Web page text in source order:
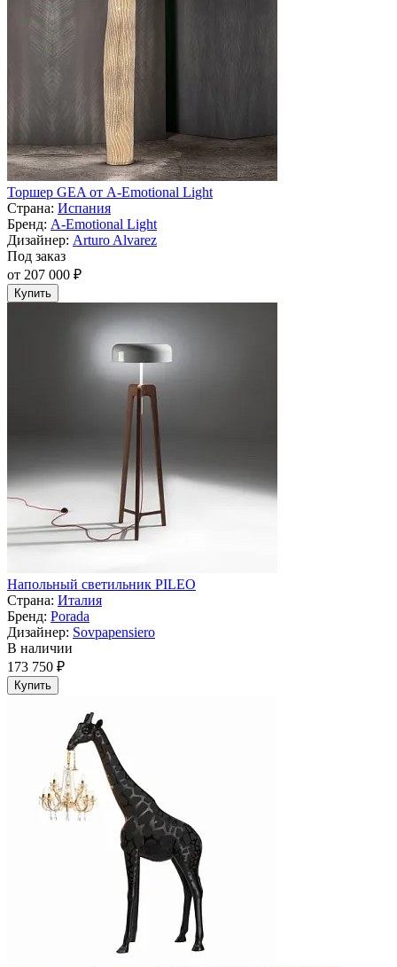
Торшер GEA от A-Emotional Light
Страна: Испания
Бренд: A-Emotional Light
Дизайнер: Arturo Alvarez
Под заказ
от 207 000 ₽
Купить
Напольный светильник PILEO
Страна: Италия
Бренд: Porada
Дизайнер: Sovpapensiero
В наличии
173 750 ₽
Купить